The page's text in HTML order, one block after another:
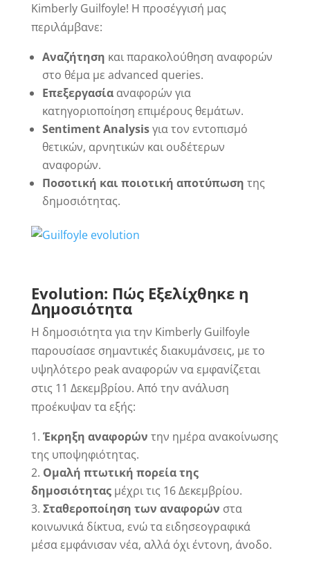
Kimberly Guilfoyle! Η προσέγγισή μας
περιλάμβανε:
Αναζήτηση και παρακολούθηση αναφορών
στο θέμα με advanced queries.
Επεξεργασία αναφορών για
κατηγοριοποίηση επιμέρους θεμάτων.
SentimentAnalysisγια τον εντοπισμό
θετικών, αρνητικών και ουδέτερων
αναφορών.
Ποσοτική και ποιοτική αποτύπωση της
δημοσιότητας.
Evolution: Πώς Εξελίχθηκε η
Δημοσιότητα
Η δημοσιότητα για την Kimberly Guilfoyle
παρουσίασε σημαντικές διακυμάνσεις, με το
υψηλότερο peak αναφορών να εμφανίζεται
στις 11 Δεκεμβρίου. Από την ανάλυση
προέκυψαν τα εξής:
Έκρηξη αναφορών την ημέρα ανακοίνωσης
της υποψηφιότητας.
Ομαλή πτωτική πορεία της
δημοσιότηταςμέχρι τις 16 Δεκεμβρίου.
Σταθεροποίηση των αναφορών στα
κοινωνικά δίκτυα, ενώ τα ειδησεογραφικά
μέσα εμφάνισαν νέα, αλλά όχι έντονη, άνοδο.